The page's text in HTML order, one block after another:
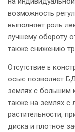
возможность
выполняет роль
лучшему обороту
также снижению
Отсутствие в
осью позволяет
землях с большим
также на землях с
растительности,
диска и плотное